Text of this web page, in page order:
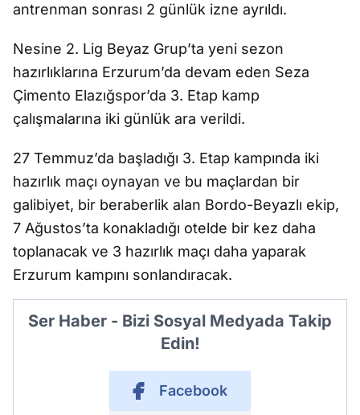
antrenman sonrası 2 günlük izne ayrıldı.
Nesine 2. Lig Beyaz Grup’ta yeni sezon
hazırlıklarına Erzurum’da devam eden Seza
Çimento Elazığspor’da 3. Etap kamp
çalışmalarına iki günlük ara verildi.
27 Temmuz’da başladığı 3. Etap kampında iki
hazırlık maçı oynayan ve bu maçlardan bir
galibiyet, bir beraberlik alan Bordo-Beyazlı ekip,
7 Ağustos’ta konakladığı otelde bir kez daha
toplanacak ve 3 hazırlık maçı daha yaparak
Erzurum kampını sonlandıracak.
Ser Haber - Bizi Sosyal Medyada Takip
Edin!
Facebook